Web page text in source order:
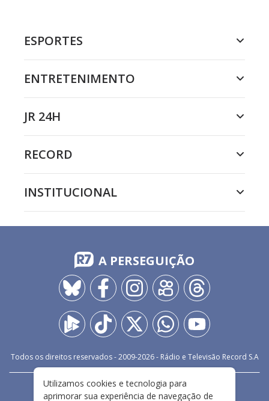
ESPORTES
ENTRETENIMENTO
JR 24H
RECORD
INSTITUCIONAL
A PERSEGUIÇÃO
Todos os direitos reservados - 2009-2026- Rádio e Televisão Record S.A
FALE CONOSCO
PRIVACIDADE
Utilizamos cookies e tecnologia para
aprimorar sua experiência de navegação de